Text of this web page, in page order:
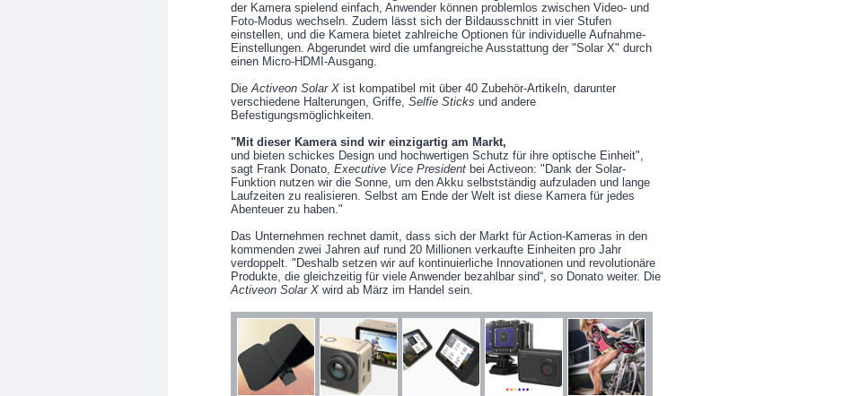
der Kamera spielend einfach, Anwender können problemlos zwischen Video- und
Foto-Modus wechseln. Zudem lässt sich der Bildausschnitt in vier Stufen
einstellen, und die Kamera bietet zahlreiche Optionen für individuelle Aufnahme-
Einstellungen. Abgerundet wird die umfangreiche Ausstattung der "Solar X" durch
einen Micro-HDMI-Ausgang.
DieActiveon Solar X ist kompatibel mit über 40 Zubehör-Artikeln, darunter
verschiedene Halterungen, Griffe, Selfie Sticks und andere
Befestigungsmöglichkeiten.
"Mit dieser Kamera sind wir einzigartig am Markt,
und bieten schickes Design und hochwertigen Schutz für ihre optische Einheit",
sagt Frank Donato, Executive Vice President bei Activeon: "Dank der Solar-
Funktion nutzen wir die Sonne, um den Akku selbstständig aufzuladen und lange
Laufzeiten zu realisieren. Selbst am Ende der Welt ist diese Kamera für jedes
Abenteuer zu haben."
Das Unternehmen rechnet damit, dass sich der Markt für Action-Kameras in den
kommenden zwei Jahren auf rund 20 Millionen verkaufte Einheiten pro Jahr
verdoppelt. "Deshalb setzen wir auf kontinuierliche Innovationen und revolutionäre
Produkte, die gleichzeitig für viele Anwender bezahlbar sind“, so Donato weiter. Die
Activeon Solar X wird ab März im Handel sein.